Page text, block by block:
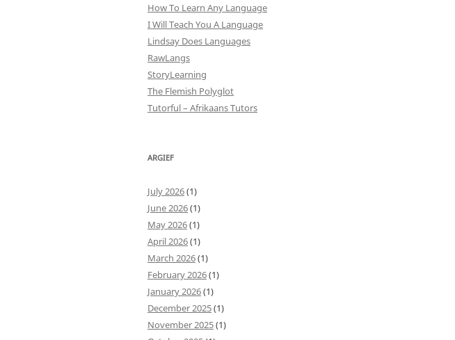
How To Learn Any Language
I Will Teach You A Language
Lindsay Does Languages
RawLangs
StoryLearning
The Flemish Polyglot
Tutorful – Afrikaans Tutors
ARGIEF
July 2026(1)
June 2026(1)
May 2026(1)
April 2026(1)
March 2026(1)
February 2026(1)
January 2026(1)
December 2025(1)
November 2025(1)